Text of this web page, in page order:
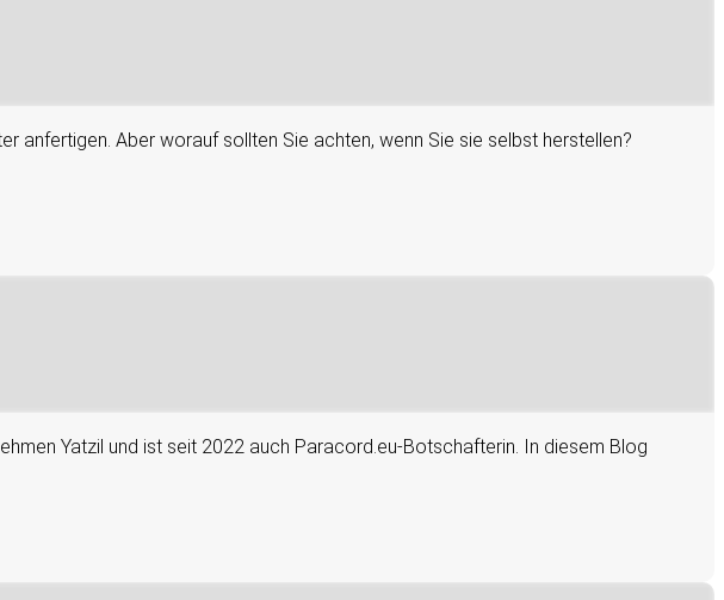
anfertigen. Aber worauf sollten Sie achten, wenn Sie sie selbst herstellen?
Yatzil und ist seit 2022 auch Paracord.eu-Botschafterin. In diesem Blog